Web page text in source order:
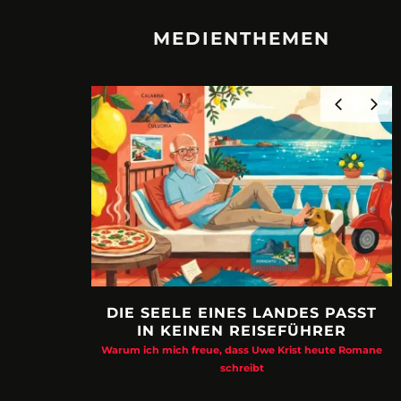
MEDIENTHEMEN
DIE SEELE EINES LANDES PASST
IN KEINEN REISEFÜHRER
Warum ich mich freue, dass Uwe Krist heute Romane
schreibt